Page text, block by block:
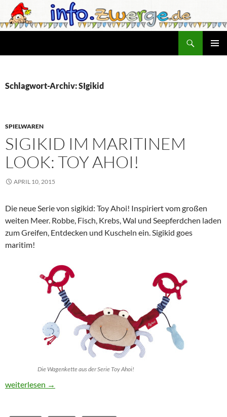
Zum
Inhalt
springen
Schlagwort-Archiv: SIgikid
SPIELWAREN
SIGIKID IM MARITINEM
LOOK: TOY AHOI!
APRIL 10, 2015
Die neue Serie von sigikid: Toy Ahoi! Inspiriert vom großen
weiten Meer. Robbe, Fisch, Krebs, Wal und Seepferdchen laden
zum Greifen, Entdecken und Kuscheln ein. Sigikid goes
maritim!
Die Wagenkette aus der Serie Toy Ahoi!
Sigikid im maritinem Look: Toy Ahoi!
weiterlesen →